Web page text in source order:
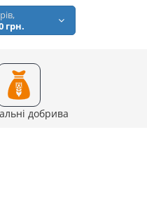
грн.
добрива